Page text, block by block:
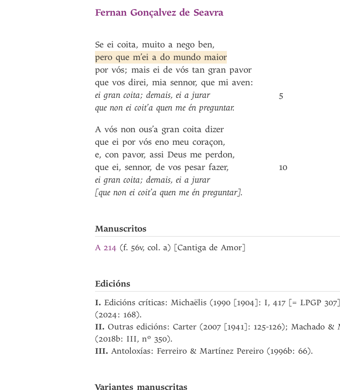
Fernan Gonçalvez de Seavra
Se ei coita, muito a nego ben,
pero que m’ei a do mundo maior
por vós; mais ei de vós tan gran pavor
que vos direi, mia sennor, que mi aven:
ei gran coita; demais, ei a jurar
que non ei coit’a quen me én preguntar.
A vós non ous’a gran coita dizer
que ei por vós eno meu coraçon,
e, con pavor, assi Deus me perdon,
que ei, sennor, de vos pesar fazer,
ei gran coita; demais, ei a jurar
[que non ei coit’a quen me én preguntar].
5
10
Manuscritos
A 214 (f. 56v, col. a) [Cantiga de Amor]
Edicións
I. Edicións críticas: Michaëlis (1990 [1904]: I, 417 [= LPGP
(2024: 168).
II. Outras edicións: Carter (2007 [1941]: 125-126); Machado
(2018b: III, nº 350).
III. Antoloxías: Ferreiro & Martínez Pereiro (1996b: 66).
Variantes manuscritas